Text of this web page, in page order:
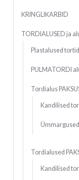
KRINGLIKARBID
TORDIALUSED ja
Plastalused
PULMATORDI
Tordialus
Kandilised
Ümmargused
Tordialused
Kandilised